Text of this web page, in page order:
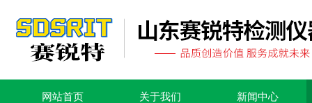
网站首页 关于我们 新闻中心